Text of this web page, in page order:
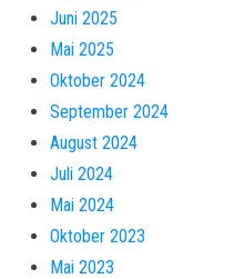
Juni 2025
Mai 2025
Oktober 2024
September 2024
August 2024
Juli 2024
Mai 2024
Oktober 2023
Mai 2023